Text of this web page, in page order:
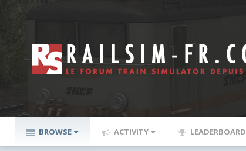
BROWSE ACTIVITY LEADERBOARD